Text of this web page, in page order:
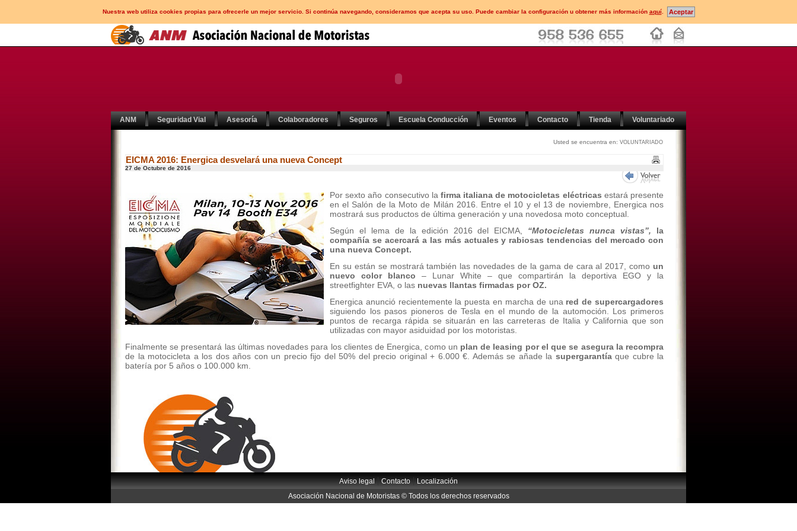
Nuestra web utiliza cookies propias para ofrecerle un mejor servicio. Si continúa navegando, consideramos que acepta su uso. Puede cambiar la configuración u obtener más información aquí.
ANM Seguridad Vial Asesoría Colaboradores Seguros Escuela Conducción Eventos Contacto Tienda Voluntariado
Usted se encuentra en: VOLUNTARIADO
EICMA 2016: Energica desvelará una nueva Concept
27 de Octubre de 2016
Por sexto año consecutivo la firma italiana de motocicletas eléctricas estará presente
en el Salón de la Moto de Milán 2016. Entre el 10 y el 13 de noviembre, Energica nos
mostrará sus productos de última generación y una novedosa moto conceptual.
Según el lema de la edición 2016 del EICMA,
“Motocicletas nunca vistas”, la
compañía se acercará a las más actuales y rabiosas tendencias del mercado con
una nueva Concept.
En su están se mostrará también las novedades de la gama de cara al 2017, como un
nuevo color blanco – Lunar White – que compartirán la deportiva EGO y la
streetfighter EVA, o las nuevas llantas firmadas por OZ.
Energica anunció recientemente la puesta en marcha de una red de supercargadores
siguiendo los pasos pioneros de Tesla en el mundo de la automoción. Los primeros
puntos de recarga rápida se situarán en las carreteras de Italia y California que son
utilizadas con mayor asiduidad por los motoristas.
Finalmente se presentará las últimas novedades para los clientes de Energica, como un plan de leasing por el que se asegura la recompra
de la motocicleta a los dos años con un precio fijo del 50% del precio original + 6.000 €. Además se añade la supergarantía que cubre la
batería por 5 años o 100.000 km.
Aviso legal|Contacto|Localización
Asociación Nacional de Motoristas © Todos los derechos reservados